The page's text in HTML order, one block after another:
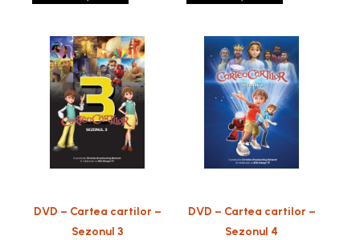
DVD – Cartea cartilor –
Sezonul 3
DVD – Cartea cartilor –
Sezonul 4